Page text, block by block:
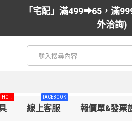
「宅配」滿499➡65，滿
外洽詢)
HOT!
線上客服
FACEBOOK
報價單&發票